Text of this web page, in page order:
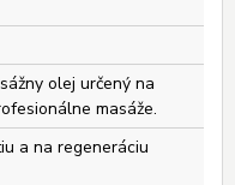
olej určený na
masáže.
a na regeneráciu